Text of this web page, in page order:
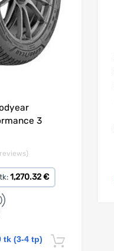
3
1,270.32 €
tk (3-4 tp)